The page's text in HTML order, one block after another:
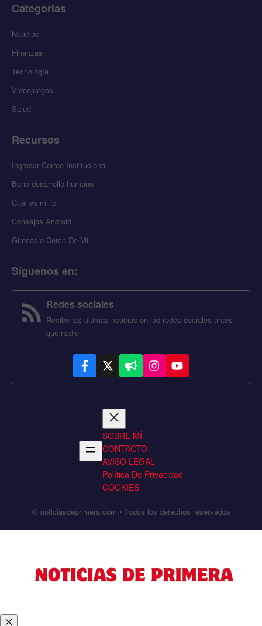
Categorias
Noticias
Finanzas
Tecnología
Videojuegos
Salud
Recursos
Ingresar Correo Institucional
Bono desarrollo humano
Cuál es mi ip
Consejos Android
Gimnasio Cerca De Mi
Síguenos en:
Redes sociales
Recibe las últimas noticias en las redes sociales antes
que nadie.
SOBRE MÍ
CONTACTO
AVISO LEGAL
Política De Privacidad
COOKIES
© noticiasdeprimera.com • Todos los derechos reservados